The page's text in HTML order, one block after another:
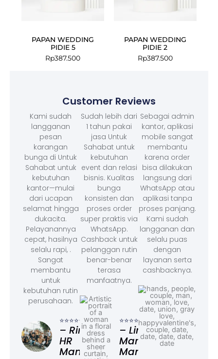
PAPAN WEDDING
PIDIE 5
Rp387.500
PAPAN WEDDING
PIDIE 2
Rp387.500
Customer Reviews
Kami sudah
langganan
pesan
karangan
bunga di Untuk
Sahabat untuk
kebutuhan
kantor—mulai
dari ucapan
selamat hingga
dukacita.
Pelayanannya
cepat, hasilnya
selalu rapi, .
Sangat
membantu
untuk
kebutuhan rutin
perusahaan.
⭐⭐⭐⭐⭐
– Rina,
HR
Manager
Sudah lebih dari
1 tahun pakai
jasa Untuk
Sahabat untuk
kebutuhan
event dan relasi
bisnis. Kualitas
bunga
konsisten dan
proses order
super praktis via
WhatsApp.
Cashback untuk
pelanggan rutin
benar-benar
terasa
manfaatnya.
⭐⭐⭐⭐⭐
– Linda,
Marketing
Manager
Sebagai admin
kantor, aplikasi
mobile sangat
membantu
karena order
bisa dilakukan
langsung dari
WhatsApp atau
aplikasi tanpa
proses panjang.
Kami sudah
langganan dan
selalu puas
dengan
layanan serta
cashbacknya.